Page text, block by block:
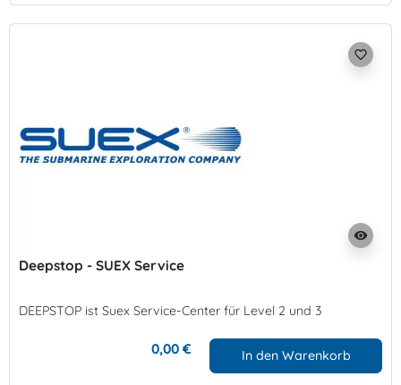
visibility
favorite_border
Deepstop - SUEX Service
DEEPSTOP ist Suex Service-Center für Level 2 und 3
0,00 € In den Warenkorb